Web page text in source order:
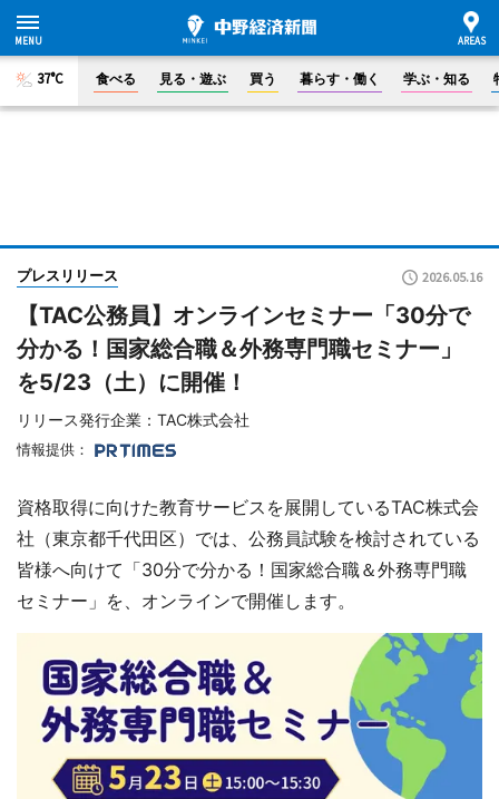
37°C 食べる 見る・遊ぶ 買う 暮らす・働く 学ぶ・知る
プレスリリース 2026.05.16
【TAC公務員】オンラインセミナー「30分で
分かる！国家総合職＆外務専門職セミナー」
を5/23（土）に開催！
リリース発行企業：TAC株式会社
情報提供：
資格取得に向けた教育サービスを展開しているTAC株式会
社（東京都千代田区）では、公務員試験を検討されている
皆様へ向けて「30分で分かる！国家総合職＆外務専門職
セミナー」を、オンラインで開催します。